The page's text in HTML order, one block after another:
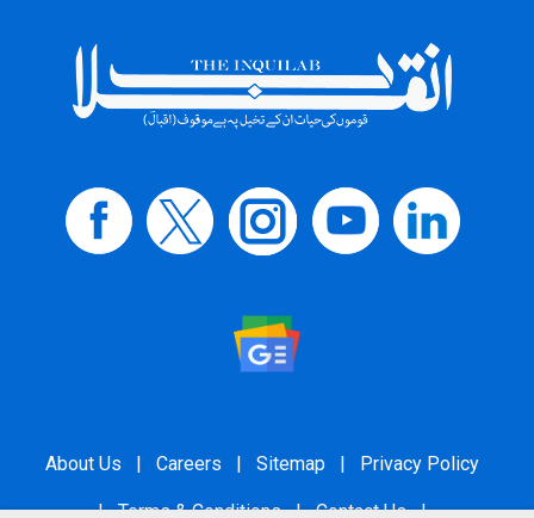
About Us | Careers | Sitemap | Privacy Policy
| Terms & Conditions | Contact Us |